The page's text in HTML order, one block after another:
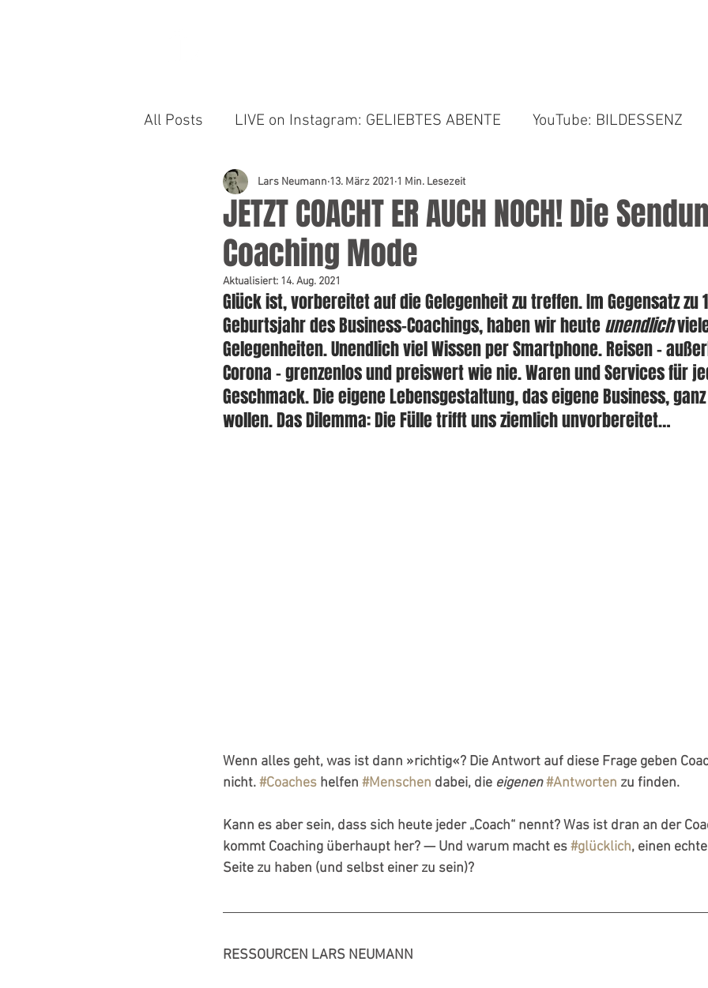
All Posts LIVE on Instagram: GELIEBTES ABENTE YouTube: BILDESSENZ
JETZT COACHT ER AUCH NOCH! Die
Coaching Mode
Lars Neumann 13. März 2021 1 Min. Lesezeit
Aktualisiert: 14. Aug. 2021
Glück ist, vorbereitet auf die Gelegenheit zu treffen. Im Gegensatz zu
Geburtsjahr des Business-Coachings, haben wir heute unendlich
Gelegenheiten. Unendlich viel Wissen per Smartphone. Reisen –
Corona – grenzenlos und preiswert wie nie. Waren und Services für
Geschmack. Die eigene Lebensgestaltung, das eigene Business,
wollen. Das Dilemma: Die Fülle trifft uns ziemlich unvorbereitet…
Wenn alles geht, was ist dann »richtig«? Die Antwort auf diese Frage geben
nicht. #Coaches helfen #Menschen dabei, die eigenen#Antworten zu finden.
Kann es aber sein, dass sich heute jeder „Coach“ nennt? Was ist dran an der
kommt Coaching überhaupt her? — Und warum macht es #glücklich, einen
Seite zu haben (und selbst einer zu sein)?
RESSOURCEN LARS NEUMANN